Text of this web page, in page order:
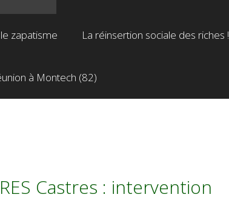
zapatisme La réinsertion sociale des riches !
à Montech (82)
Castres : intervention